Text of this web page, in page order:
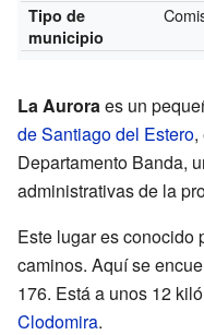
Tipo de
municipio
La Auroraes un
de Santiago del Estero,
Departamento Banda,
administrativas de la
Este lugar es conocido
caminos. Aquí se
176. Está a unos 12
Clodomira.